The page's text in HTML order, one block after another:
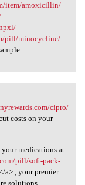
item/amoxicillin/
pill/minocycline/
cipro/
costs on your
medications at
pill/soft-pack-
a> , your premier
solutions.